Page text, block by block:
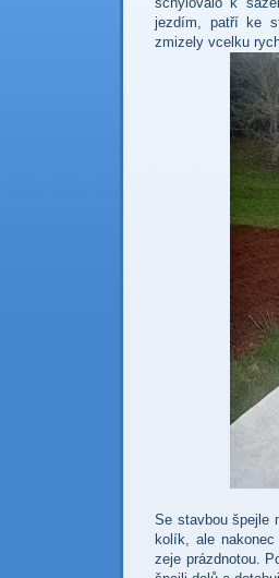
jezdím, patří ke
zmizely vcelku
Se stavbou špejle
kolík, ale
zeje prázdnotou.